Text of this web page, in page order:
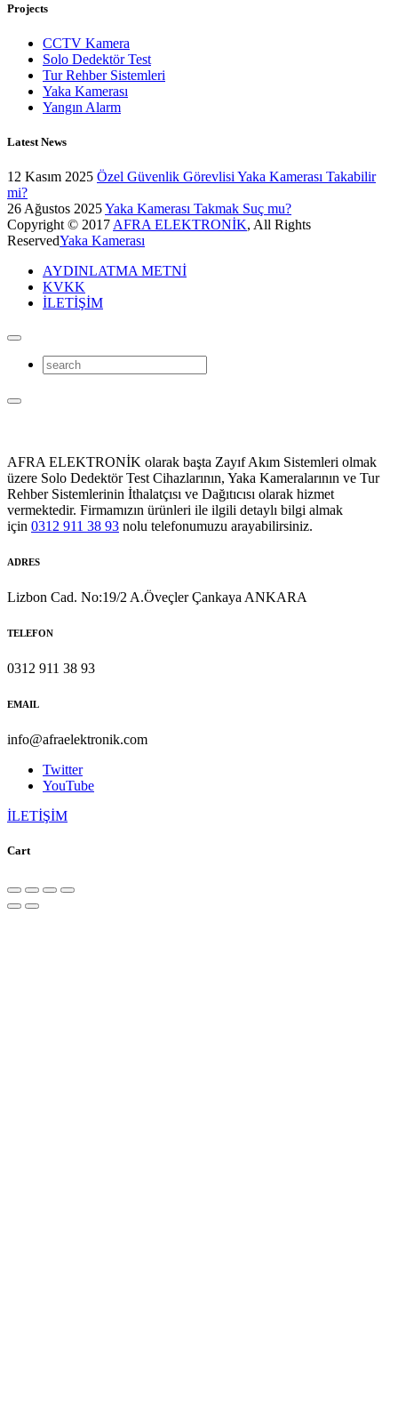
Projects
CCTV Kamera
Solo Dedektör Test
Tur Rehber Sistemleri
Yaka Kamerası
Yangın Alarm
Latest News
12 Kasım 2025 Özel Güvenlik Görevlisi Yaka Kamerası Takabilir
mi?
26 Ağustos 2025Yaka Kamerası Takmak Suç mu?
Copyright © 2017 AFRA ELEKTRONİK, All Rights
ReservedYaka Kamerası
AYDINLATMA METNİ
KVKK
İLETİŞİM
AFRA ELEKTRONİK olarak başta Zayıf Akım Sistemleri olmak
üzere Solo Dedektör Test Cihazlarının, Yaka Kameralarının ve Tur
Rehber Sistemlerinin İthalatçısı ve Dağıtıcısı olarak hizmet
vermektedir. Firmamızın ürünleri ile ilgili detaylı bilgi almak
için 0312 911 38 93 nolu telefonumuzu arayabilirsiniz.
ADRES
Lizbon Cad. No:19/2 A.Öveçler Çankaya ANKARA
TELEFON
0312 911 38 93
EMAIL
info@afraelektronik.com
Twitter
YouTube
İLETİŞİM
Cart